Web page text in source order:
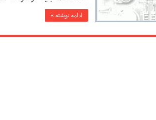
ادامه نوشته »